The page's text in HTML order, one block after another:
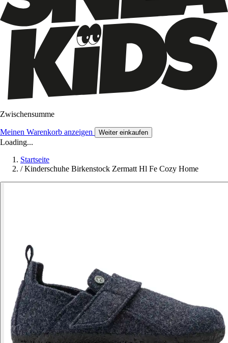
Zwischensumme
Meinen Warenkorb anzeigen Weiter einkaufen
Loading...
Startseite
/ Kinderschuhe Birkenstock Zermatt Hl Fe Cozy Home